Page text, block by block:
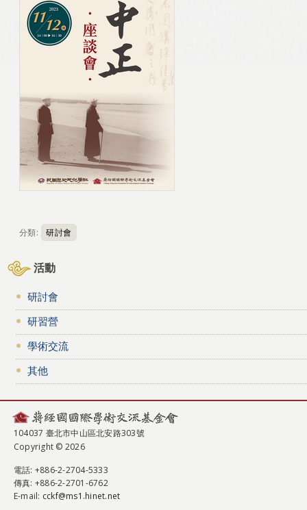
分類: 研討會
活動
研討會
研習營
學術交流
其他
104037 臺北市中山區北安路303號
Copyright © 2026
電話: +886-2-2704-5333
傳真: +886-2-2701-6762
E-mail: cckf@ms1.hinet.net